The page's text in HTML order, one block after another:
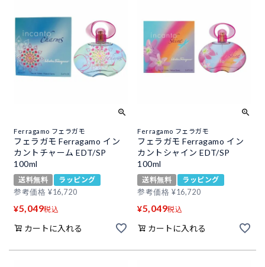
Ferragamo フェラガモ
フェラガモ Ferragamo イン
カントチャーム EDT/SP
100ml
送料無料
ラッピング
参考価格 ¥16,720
¥5,049税込
カートに入れる
Ferragamo フェラガモ
フェラガモ Ferragamo イン
カントシャイン EDT/SP
100ml
送料無料
ラッピング
参考価格 ¥16,720
¥5,049税込
カートに入れる